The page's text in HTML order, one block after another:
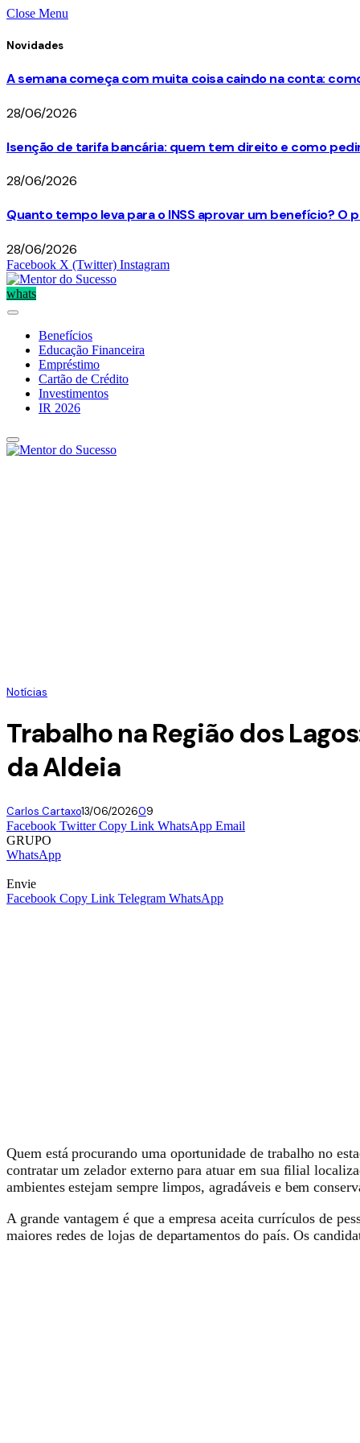
Close Menu
Novidades
A semana começa com muita coisa caindo na conta:
28/06/2026
Isenção de tarifa bancária: quem tem direito e como
28/06/2026
Quanto tempo leva para o INSS aprovar um benefício? O
28/06/2026
Facebook X (Twitter) Instagram
whats
Benefícios
Educação Financeira
Empréstimo
Cartão de Crédito
Investimentos
IR 2026
Notícias
Trabalho na Região dos
da Aldeia
Carlos Cartaxo13/06/202609
Facebook Twitter Copy Link WhatsApp Email
GRUPO
WhatsApp
Envie
Facebook Copy Link Telegram WhatsApp
Quem está procurando uma oportunidade de trabalho no
contratar um zelador externo para atuar em sua filial
ambientes estejam sempre limpos, agradáveis e bem
A grande vantagem é que a empresa aceita currículos de
maiores redes de lojas de departamentos do país. Os